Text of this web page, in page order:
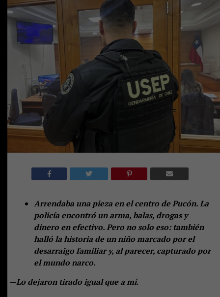
Arrendaba una pieza en el centro de Pucón. La
policía encontró un arma, balas, drogas y
dinero en efectivo. Pero no solo eso: también
halló la historia de un niño marcado por el
desarraigo familiar y, al parecer, capturado por
el mundo narco.
—Lo dejaron tirado igual que a mí.